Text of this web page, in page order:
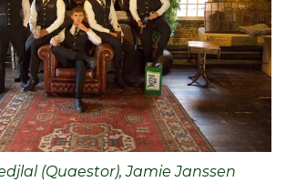
(Quaestor), Jamie Janssen